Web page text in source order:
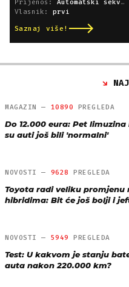
Prijenos: Automatski sekvencijski
Vlasnik: prvi
Saznaj više!
MAGAZIN — 10890 PREGLEDA
Do 12.000 eura: Pet
su auti još bili 'normalni'
NOVOSTI — 9628 PREGLEDA
Toyota radi veliku promjenu
hibridima: Bit će još bolji i
NOVOSTI — 5949 PREGLEDA
Test: U kakvom je stanju
auta nakon 220.000 km?